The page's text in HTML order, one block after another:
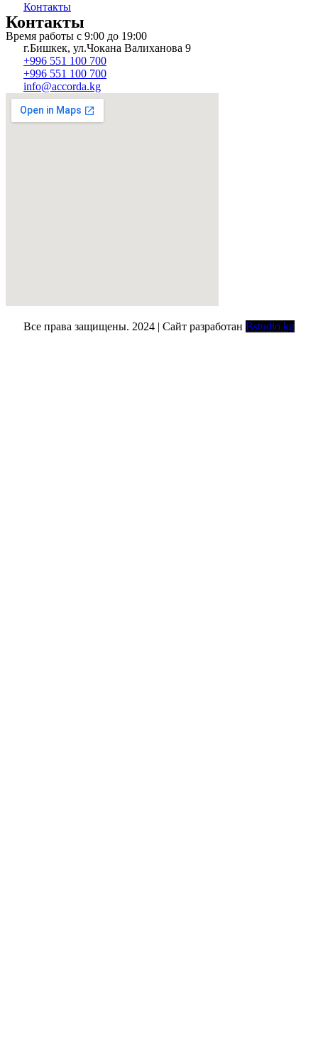
Контакты
Контакты
Время работы с 9:00 до 19:00
г.Бишкек, ул.Чокана Валиханова 9
+996 551 100 700
+996 551 100 700
info@accorda.kg
Все права защищены. 2024 | Сайт разработан Bstudio.kg